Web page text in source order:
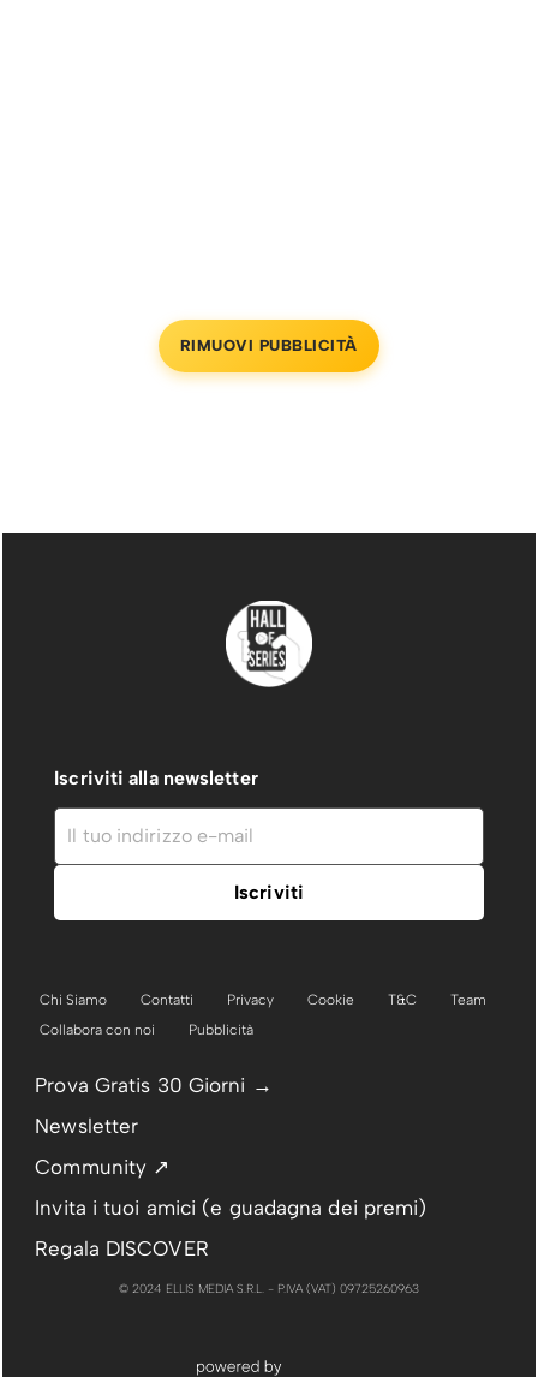
RIMUOVI PUBBLICITÀ
Iscriviti alla newsletter
Chi Siamo Contatti Privacy Cookie T&C
Team
Collabora con noi
Pubblicità
Prova Gratis 30 Giorni →
Newsletter
Community ↗
Invita i tuoi amici (e guadagna dei premi)
Regala DISCOVER
© 2024 ELLIS MEDIA S.R.L. - P.IVA (VAT) 09725260963